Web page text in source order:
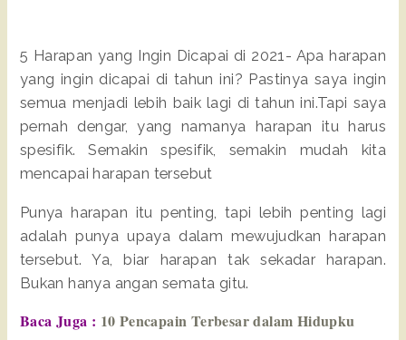
5 Harapan yang Ingin Dicapai di 2021- Apa harapan
yang ingin dicapai di tahun ini? Pastinya saya ingin
semua menjadi lebih baik lagi di tahun ini.Tapi saya
pernah dengar, yang namanya harapan itu harus
spesifik. Semakin spesifik, semakin mudah kita
mencapai harapan tersebut
Punya harapan itu penting, tapi lebih penting lagi
adalah punya upaya dalam mewujudkan harapan
tersebut. Ya, biar harapan tak sekadar harapan.
Bukan hanya angan semata gitu.
Baca Juga : 10 Pencapain Terbesar dalam Hidupku